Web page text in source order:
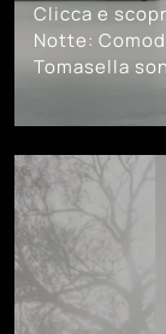
Clicca e
Notte:
Tomasella